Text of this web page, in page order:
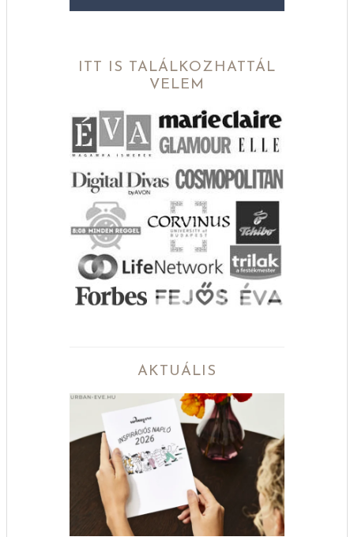
ITT IS TALÁLKOZHATTÁL
VELEM
AKTUÁLIS